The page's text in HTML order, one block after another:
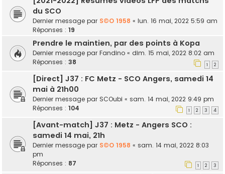
du SCO
Dernier message par S©O 1958 « lun. 16 mai, 2022 5:59 am
Réponses : 19
Prendre le maintien, par des points à Kopa
Dernier message par Fandino « dim. 15 mai, 2022 8:02 am
Réponses : 38 1 2
[Direct] J37 : FC Metz - SCO Angers, samedi 14
mai à 21h00
Dernier message par SCOubi « sam. 14 mai, 2022 9:49 pm
Réponses : 104 1 2 3 4
[Avant-match] J37 : Metz - Angers SCO :
samedi 14 mai, 21h
Dernier message par S©O 1958 « sam. 14 mai, 2022 8:03
pm
Réponses : 87 1 2 3